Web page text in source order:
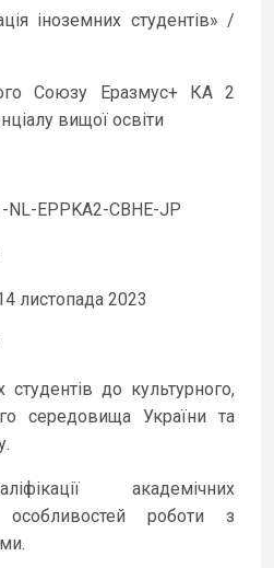
іноземних студентів» /
Союзу Еразмус+ КА 2
вищої освіти
EPPKA2-CBHE-JP
листопада 2023
студентів до культурного,
середовища України та
академічних
роботи з